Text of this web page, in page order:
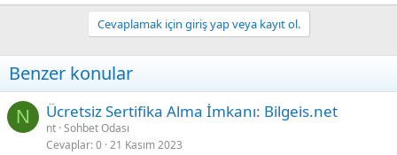
Cevaplamak için giriş yap veya kayıt ol.
Benzer konular
N Ücretsiz Sertifika Alma İmkanı: Bilgeis.net
nt Sohbet Odası
Cevaplar 0 21 Kasım 2023